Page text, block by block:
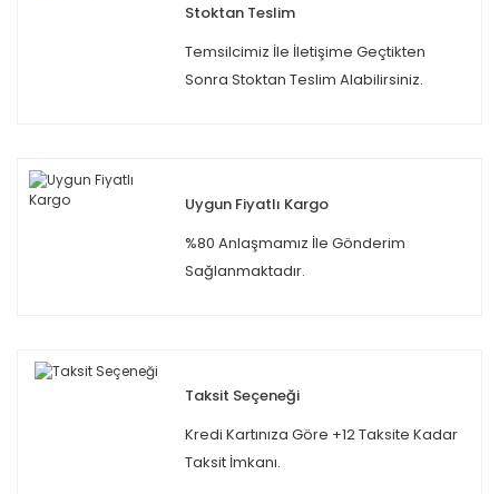
Stoktan Teslim
Temsilcimiz İle İletişime Geçtikten
Sonra Stoktan Teslim Alabilirsiniz.
Uygun Fiyatlı Kargo
%80 Anlaşmamız İle Gönderim
Sağlanmaktadır.
Taksit Seçeneği
Kredi Kartınıza Göre +12 Taksite Kadar
Taksit İmkanı.